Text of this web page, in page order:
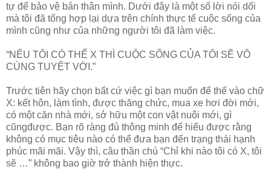
tự để bảo vệ bản thân mình. Dưới đây là một số lời nói dối
mà tôi đã tổng hợp lại dựa trên chính thực tế cuộc sống của
mình cũng như của những người tôi đã làm việc.
“NẾU TÔI CÓ THỂ X THÌ CUỘC SỐNG CỦA TÔI SẼ VÔ
CÙNG TUYỆT VỜI.”
Trước tiên hãy chọn bất cứ việc gì bạn muốn để thế vào chữ
X: kết hôn, làm tình, được thăng chức, mua xe hơi đời mới,
có một căn nhà mới, sở hữu một con vật nuôi mới, gì
cũngđược. Bạn rõ ràng đủ thông minh để hiểu được rằng
không có mục tiêu nào có thể đưa bạn đến trạng thái hạnh
phúc mãi mãi. Vậy thì, câu thần chú “Chỉ khi nào tôi có X, tôi
sẽ …” không bao giờ trở thành hiện thực.